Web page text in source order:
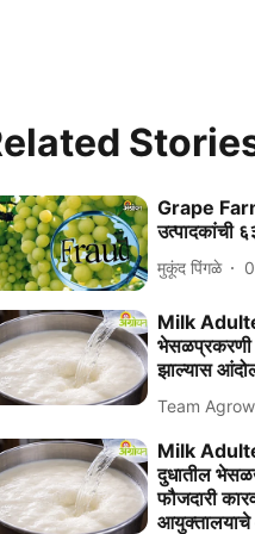
Grape
उत्पादकांची
मुकूंद पिंगळे
Milk
भेसळप्रकरणी
झाल्यास
Team
Milk
दुधातील
फौजदारी